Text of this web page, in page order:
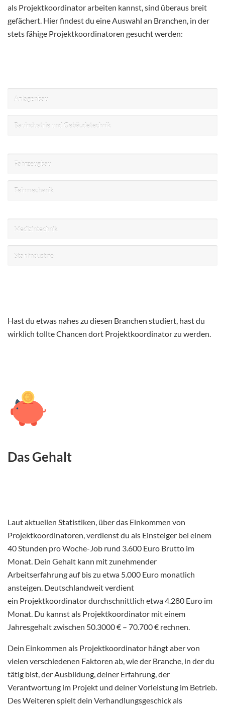
als Projektkoordinator arbeiten kannst, sind überaus breit
gefächert. Hier findest du eine Auswahl an Branchen, in der
stets fähige Projektkoordinatoren gesucht werden:
Anlagenbau
Bauindustrie und Gebäudetechnik
Fahrzeugbau
Feinmechanik
Medizintechnik
Stahlindustrie
Hast du etwas nahes zu diesen Branchen studiert, hast du
wirklich tollte Chancen dort Projektkoordinator zu werden.
Das Gehalt
Laut aktuellen Statistiken, über das Einkommen von
Projektkoordinatoren, verdienst du als Einsteiger bei einem
40 Stunden pro Woche-Job rund 3.600 Euro Brutto im
Monat. Dein Gehalt kann mit zunehmender
Arbeitserfahrung auf bis zu etwa 5.000 Euro monatlich
ansteigen. Deutschlandweit verdient
ein Projektkoordinator durchschnittlich etwa 4.280 Euro im
Monat. Du kannst als Projektkoordinator mit einem
Jahresgehalt zwischen 50.3000 € – 70.700 € rechnen.
Dein Einkommen als Projektkoordinator hängt aber von
vielen verschiedenen Faktoren ab, wie der Branche, in der du
tätig bist, der Ausbildung, deiner Erfahrung, der
Verantwortung im Projekt und deiner Vorleistung im Betrieb.
Des Weiteren spielt dein Verhandlungsgeschick als